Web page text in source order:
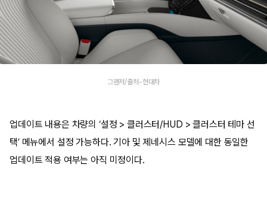
그랜저/출처-현대차
업데이트 내용은 차량의 ‘설정 > 클러스터/HUD > 클러스터 테마 선
택’ 메뉴에서 설정 가능하다. 기아 및 제네시스 모델에 대한 동일한
업데이트 적용 여부는 아직 미정이다.